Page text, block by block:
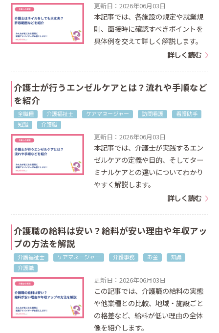
更新日：2026年06月03日
本記事では、各施設の規定や就業規
則、面接時に確認すべきポイントを
具体例を交えて詳しく解説します。
詳しく読む
介護士が行うエンゼルケアとは？流れや手順など
を紹介
全職種 介護福祉士 ケアマネージャー 訪問看護
看護助手
知識
介護職
更新日：2026年06月03日
本記事では、介護士が実践するエン
ゼルケアの定義や目的、そしてター
ミナルケアとの違いについてわかり
やすく解説します。
詳しく読む
介護職の給料は安い？給料が安い理由や年収アッ
プの方法を解説
介護福祉士 ケアマネージャー 介護事務 お金
知識
介護職
更新日：2026年06月03日
この記事では、介護職の給料の実態
や他業種との比較、地域・施設ごと
の格差など、給料が低い理由の全体
像を紹介します。